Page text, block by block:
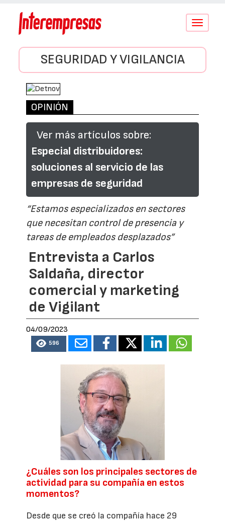
Conmutar
SEGURIDAD Y VIGILANCIA
OPINIÓN
Ver más artículos sobre:
Especial distribuidores:
soluciones al servicio de las
empresas de seguridad
“Estamos especializados en sectores
que necesitan control de presencia y
tareas de empleados desplazados”
Entrevista a Carlos
Saldaña, director
comercial y marketing
de Vigilant
04/09/2023
596
¿Cuáles son los principales sectores de
actividad para su compañía en estos
momentos?
Desde que se creó la compañía hace 29